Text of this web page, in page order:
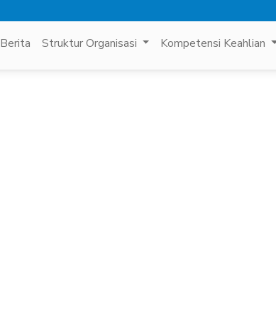
Berita Struktur Organisasi Kompetensi Keahlian